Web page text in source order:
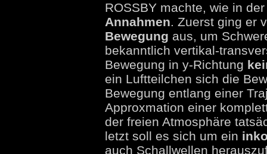
ROSSBY machte, wie in
Annahmen. Zuerst ging er
Bewegung aus, um
bekanntlich vertikal-
Bewegung in y-Richtung
ein Luftteilchen sich die
Bewegung entlang einer
Approxmation einer
der freien Atmosphäre
letzt soll es sich um ein
auch Schallwellen